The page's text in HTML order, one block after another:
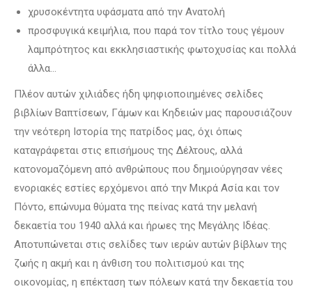
χρυσοκέντητα υφάσματα από την Ανατολή
προσφυγικά κειμήλια, που παρά τον τίτλο τους γέμουν
λαμπρότητος και εκκλησιαστικής φωτοχυσίας και πολλά
άλλα…
Πλέον αυτών χιλιάδες ήδη ψηφιοποιημένες σελίδες
βιβλίων Βαπτίσεων, Γάμων και Κηδειών μας παρουσιάζουν
την νεότερη Ιστορία της πατρίδος μας, όχι όπως
καταγράφεται στις επισήμους της Δέλτους, αλλά
κατονομαζόμενη από ανθρώπους που δημιούργησαν νέες
ενοριακές εστίες ερχόμενοι από την Μικρά Ασία και τον
Πόντο, επώνυμα θύματα της πείνας κατά την μελανή
δεκαετία του 1940 αλλά και ήρωες της Μεγάλης Ιδέας.
Αποτυπώνεται στις σελίδες των ιερών αυτών βίβλων της
ζωής η ακμή και η άνθιση του πολιτισμού και της
οικονομίας, η επέκταση των πόλεων κατά την δεκαετία του